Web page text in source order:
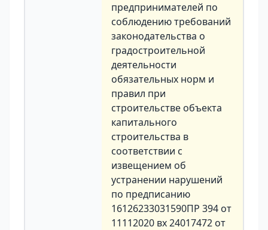
предпринимателей по
соблюдению требований
законодательства о
градостроительной
деятельности
обязательных норм и
правил при
строительстве объекта
капитального
строительства в
соответствии с
извещением об
устранении нарушений
по предписанию
16126233031590ПР 394 от
11112020 вх 24017472 от